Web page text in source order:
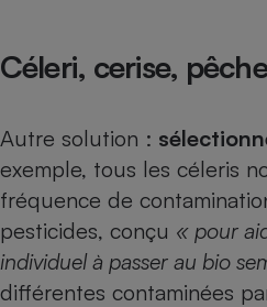
Céleri, cerise,
Autre solution :
exemple, tous les céleris
fréquence de
pesticides, conçu « pour
individuel à passer au bio
différentes contaminées